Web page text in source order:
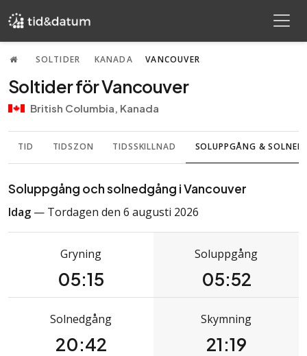
SOLTIDER KANADA VANCOUVER
Soltider för Vancouver
British Columbia, Kanada
TID TIDSZON TIDSSKILLNAD SOLUPPGÅNG &
Soluppgång och solnedgång i Vancouver
Idag — Tordagen den 6 augusti 2026
Gryning
05:15
Soluppgång
05:52
Solnedgång
20:42
Skymning
21:19